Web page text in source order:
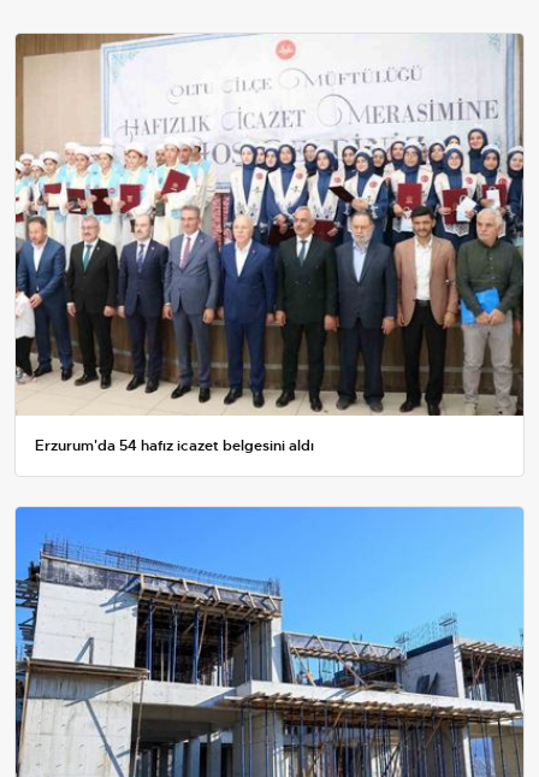
Erzurum'da 54 hafız icazet belgesini aldı